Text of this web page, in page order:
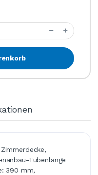
Tubenlänge
390 mm,